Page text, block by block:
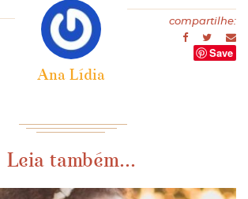
Ana Lídia
compartilhe:
Save
Leia também...